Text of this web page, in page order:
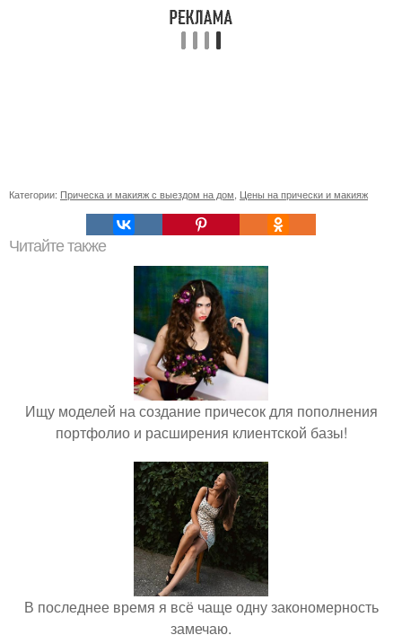
Категории: Прическа и макияж с выездом на дом Цены на прически и макияж
Читайте также
Ищу моделей на создание причесок для пополнения
портфолио и расширения клиентской базы!
В последнее время я всё чаще одну закономерность
замечаю.